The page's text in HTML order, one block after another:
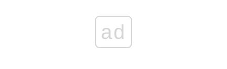
ad